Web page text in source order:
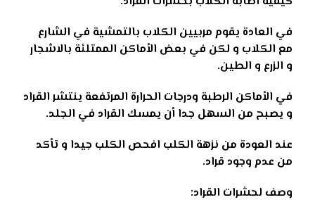
في العادة يقوم مربيين الكلاب بالتمشية في الشارع
مع الكلاب و لكن في بعض الأماكن الممتلئة بالاشجار
و الزرع و الطين.
في الأماكن الرطبة ودرجات الحرارة المرتفعة ينتشر القراد
و يصبح من السهل جدا أن يمسك القراد في الجلد.
عند العودة من نزهة الكلب افحص الكلب جيدا و تأكد
من عدم وجود قراد.
وصف لحشرات القراد: